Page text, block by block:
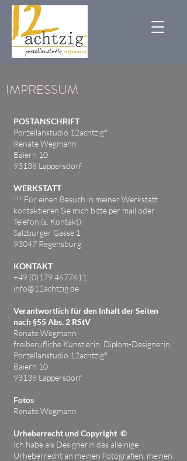
IMPRESSUM
POSTANSCHRIFT
Porzellanstudio 12achtzig°
Renate Wegmann
Baiern 10
93138 Lappersdorf
WERKSTATT
!!! Für einen Besuch in meiner Werkstatt
kontaktieren Sie mich bitte per mail oder
Telefon (s. Kontakt):
Salzburger Gasse 1
93047 Regensburg
KONTAKT
+49 (0)179 4677611
info@12achtzig.de
Verantwortlich für den Inhalt der Seiten
nach §55 Abs. 2 RStV
Renate Wegmann
freiberufliche Künstlerin, Diplom-Designerin,
Porzellanstudio 12achtzig°
Baiern 10
93138 Lappersdorf
Fotos
Renate Wegmann
Urheberrecht und Copyright ©
Ich habe als Designerin das alleinige
Urheberrecht an meinen Fotografien, meinen